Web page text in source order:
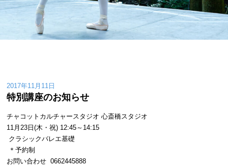
2017年11月11日
特別講座のお知らせ
チャコットカルチャースタジオ 心斎橋スタジオ
11月23日(木・祝) 12:45～14:15
クラシックバレエ基礎
＊予約制
お問い合わせ 0662445888